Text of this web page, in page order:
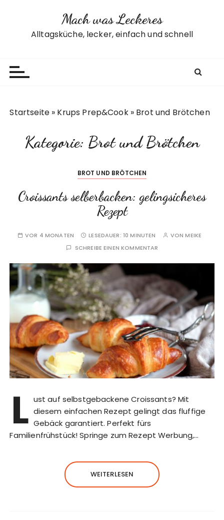
Mach was Leckeres
Alltagsküche, lecker, einfach und schnell
Startseite » Krups Prep&Cook» Brot und Brötchen
Kategorie: Brot und Brötchen
BROT UND BRÖTCHEN
Croissants selberbacken: gelingsicheres
Rezept
VOR 4 MONATEN LESEDAUER: 10 MINUTEN VONMEIKE
SCHREIBE EINEN KOMMENTAR
L ust auf selbstgebackene Croissants? Mit
diesem einfachen Rezept gelingt das fluffige
Gebäck garantiert. Perfekt fürs
Familienfrühstück! Springe zum Rezept Werbung,…
WEITERLESEN